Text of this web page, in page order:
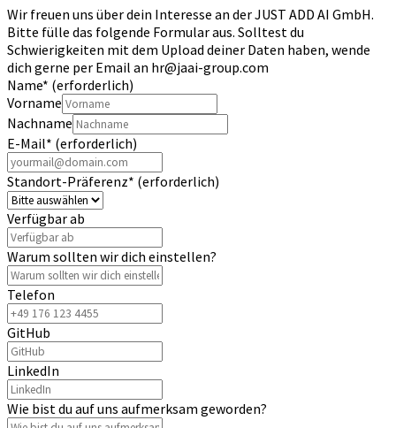
Wir freuen uns über dein Interesse an der JUST ADD AI GmbH.
Bitte fülle das folgende Formular aus. Solltest du
Schwierigkeiten mit dem Upload deiner Daten haben, wende
dich gerne per Email an hr@jaai-group.com
Name* (erforderlich)
Vorname
Nachname
E-Mail* (erforderlich)
Standort-Präferenz* (erforderlich)
Verfügbar ab
Warum sollten wir dich einstellen?
Telefon
GitHub
LinkedIn
Wie bist du auf uns aufmerksam geworden?